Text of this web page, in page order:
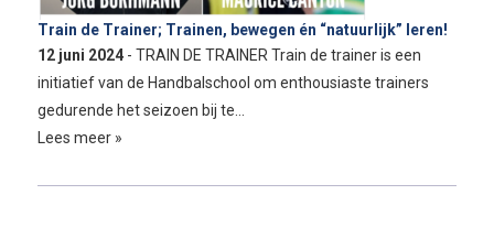
Train de Trainer; Trainen, bewegen én “natuurlijk” leren!
12 juni 2024 - TRAIN DE TRAINER Train de trainer is een
initiatief van de Handbalschool om enthousiaste trainers
gedurende het seizoen bij te…
Lees meer »